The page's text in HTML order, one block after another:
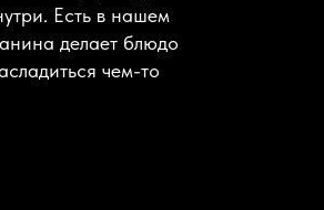
Есть в нашем
делает блюдо
чем-то